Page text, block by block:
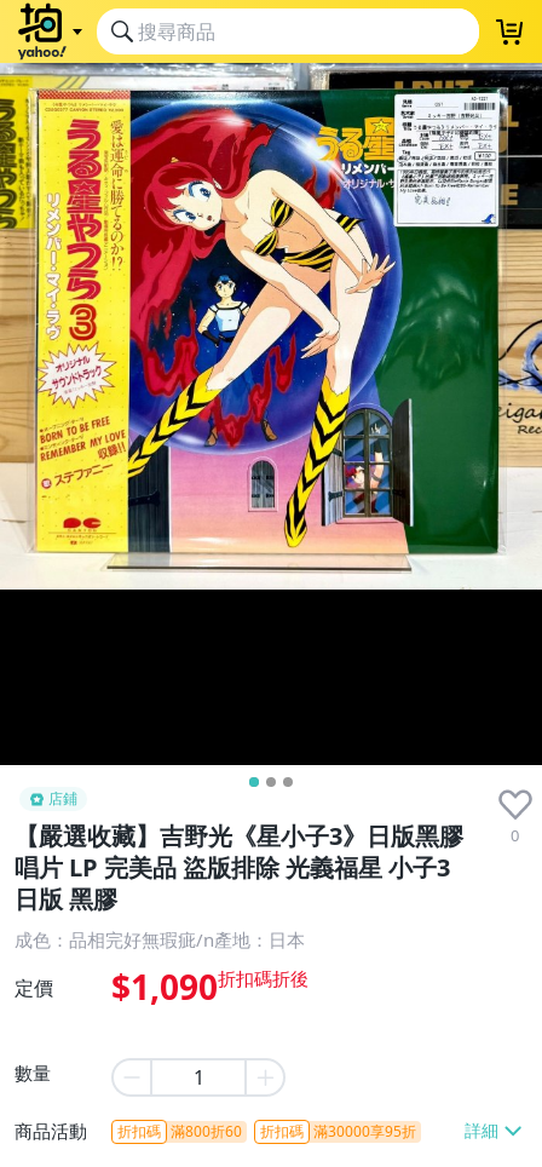
店鋪
【嚴選收藏】吉野光《星小子3》日版黑膠
唱片 LP 完美品 盜版排除 光義福星 小子3
日版 黑膠
0
成色：品相完好無瑕疵/n產地：日本
定價 $1,090
數量
商品活動 折扣碼 滿800折60 折扣碼 滿30000享95折